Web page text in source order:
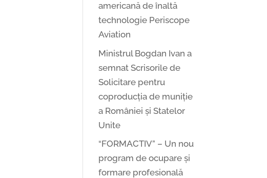
americană de înaltă
technologie Periscope
Aviation
Ministrul Bogdan Ivan a
semnat Scrisorile de
Solicitare pentru
coproducția de muniție
a României și Statelor
Unite
“FORMACTIV” – Un nou
program de ocupare și
formare profesională